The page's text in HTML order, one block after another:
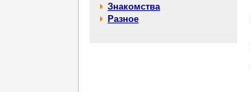
Знакомства
Разное